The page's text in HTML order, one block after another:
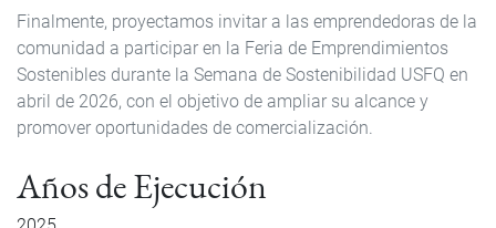
Finalmente, proyectamos invitar a las emprendedoras de la
comunidad a participar en la Feria de Emprendimientos
Sostenibles durante la Semana de Sostenibilidad USFQ en
abril de 2026, con el objetivo de ampliar su alcance y
promover oportunidades de comercialización.
Años de Ejecución